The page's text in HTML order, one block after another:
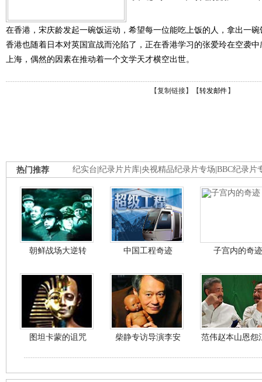
在香港，宋庆龄发起一碗饭运动，希望每一位能吃上饭的人，拿出一
香港也随着日本对英国宣战而沦陷了，正在香港学习的张爱玲在空袭
上海，偶然的因素在推动着一个文学天才横空出世。
【复制链接】【转发邮件 】
纪实台 纪录片片库 央视精品纪录片专场 BBC纪录片
热门推荐
朝鲜战场大逆转 中国工程奇迹 子宫内的奇迹
图坦卡蒙的诅咒 柴静专访导演李安 范伟赵本山恩怨